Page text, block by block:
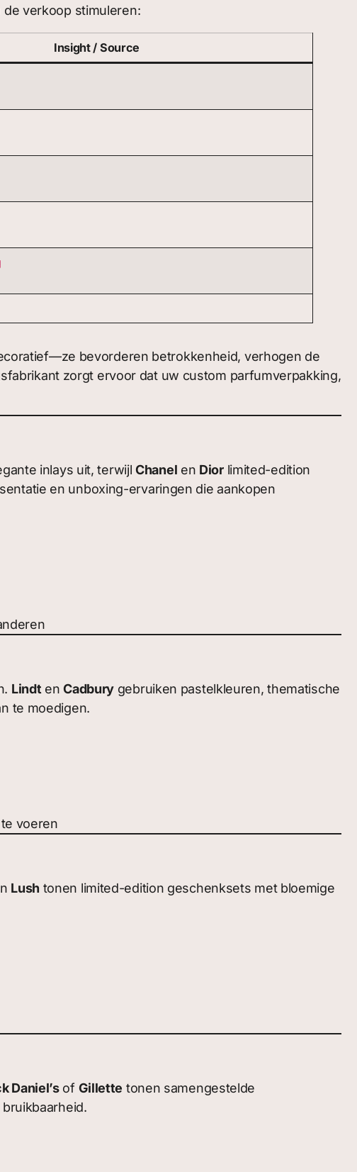
verkoop stimuleren:
Insight / Source
bevorderen betrokkenheid, verhogen de
zorgt ervoor dat uw custom parfumverpakking,
inlays uit, terwijlChanel en Diorlimited-edition
en unboxing-ervaringen die aankopen
Lindt enCadbury gebruiken pastelkleuren, thematische
te moedigen.
voeren
Lush tonen limited-edition geschenksets met bloemige
Daniel’sof Gillette tonen samengestelde